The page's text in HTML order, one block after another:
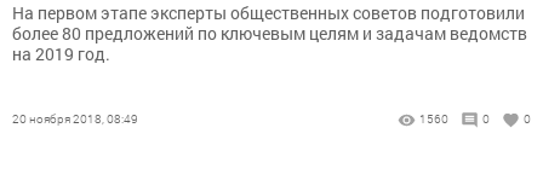
На первом этапе эксперты общественных советов подготовили
более 80 предложений по ключевым целям и задачам ведомств
на 2019 год.
20 ноября 2018, 08:49 1560 0 0